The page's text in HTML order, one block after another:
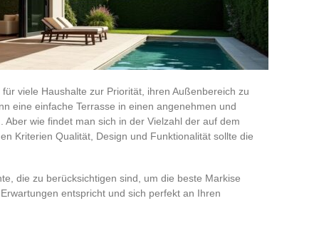
viele Haushalte zur Priorität, ihren Außenbereich zu
eine einfache Terrasse in einen angenehmen und
wie findet man sich in der Vielzahl der auf dem
Kriterien Qualität, Design und Funktionalität sollte die
die zu berücksichtigen sind, um die beste Markise
entspricht und sich perfekt an Ihren